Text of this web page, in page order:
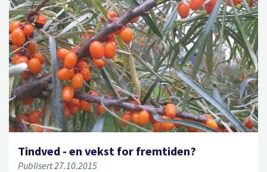
Tindved - en vekst for fremtiden?
Publisert 27.10.2015